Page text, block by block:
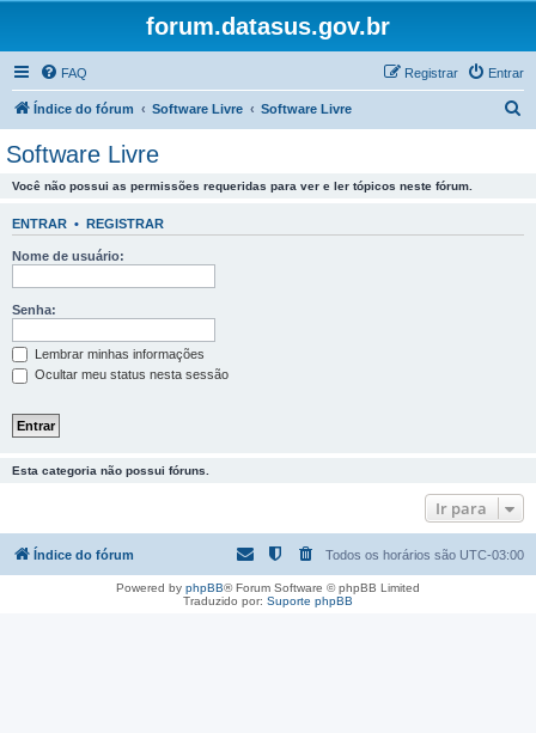
forum.datasus.gov.br
FAQ Entrar
Registrar
Índice do fórum Software Livre Software Livre
Software Livre
Você não possui as permissões requeridas para ver e ler tópicos neste fórum.
ENTRAR • REGISTRAR
Nome de usuário:
Senha:
Lembrar minhas informações
Ocultar meu status nesta sessão
Esta categoria não possui fóruns.
Ir para
Índice do fórum Todos os horários são UTC-03:00
Powered by phpBB® Forum Software © phpBB Limited
Traduzido por: Suporte phpBB